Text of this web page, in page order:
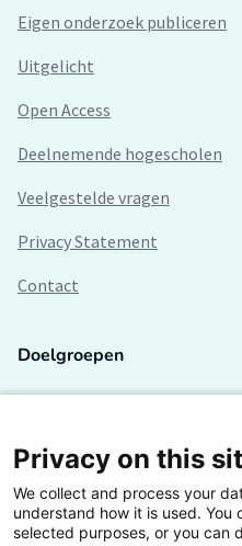
Eigen onderzoek publiceren
Uitgelicht
Open Access
Deelnemende hogescholen
Veelgestelde vragen
Privacy Statement
Contact
Doelgroepen
Lectoren en onderzoekers
Bedrijven
Hogescholen
Privacy on this
We collect and process your
understand how it is used.
selected purposes, or you can